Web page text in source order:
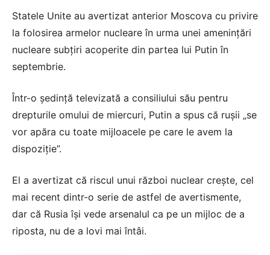
Statele Unite au avertizat anterior Moscova cu privire
la folosirea armelor nucleare în urma unei amenințări
nucleare subțiri acoperite din partea lui Putin în
septembrie.
Într-o ședință televizată a consiliului său pentru
drepturile omului de miercuri, Putin a spus că rușii „se
vor apăra cu toate mijloacele pe care le avem la
dispoziție”.
El a avertizat că riscul unui război nuclear crește, cel
mai recent dintr-o serie de astfel de avertismente,
dar că Rusia își vede arsenalul ca pe un mijloc de a
riposta, nu de a lovi mai întâi.